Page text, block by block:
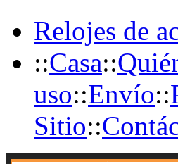
Relojes de
::Casa::
uso::Envío::
Sitio::